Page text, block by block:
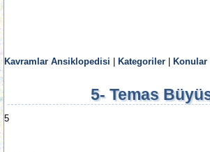
Kavramlar Ansiklopedisi Kategoriler Konular
5- Temas
5